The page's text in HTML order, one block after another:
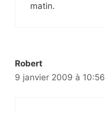
matin.
Robert
9 janvier 2009 à 10:56